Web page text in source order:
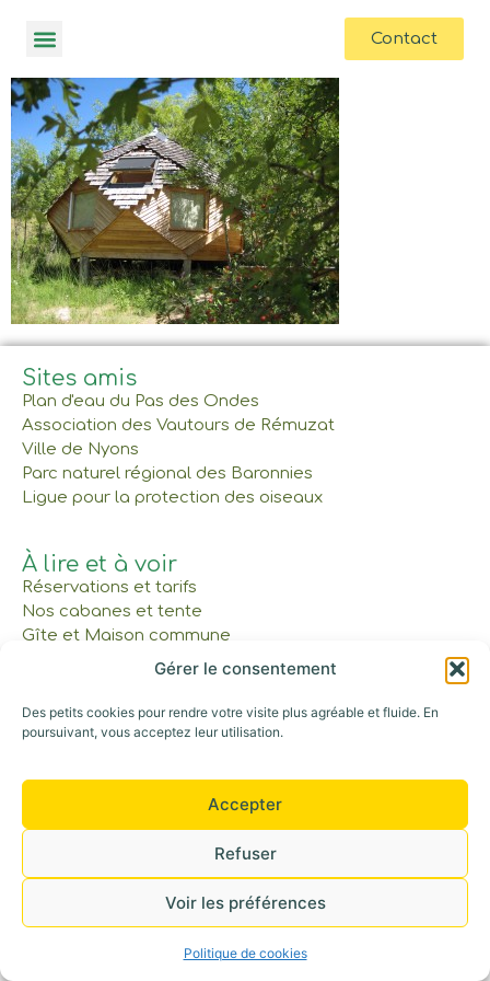
Gérer le consentement
Des petits cookies pour rendre votre visite plus agréable et fluide. En
poursuivant, vous acceptez leur utilisation.
Accepter
Refuser
Voir les préférences
Politique de cookies
principal
Contact
Sites amis
Plan d'eau du Pas des Ondes
Association des Vautours de Rémuzat
Ville de Nyons
Parc naturel régional des Baronnies
Ligue pour la protection des oiseaux
À lire et à voir
Réservations et tarifs
Nos cabanes et tente
Gîte et Maison commune
Les Bons Cadeaux
©+2026 Tous droits réservés